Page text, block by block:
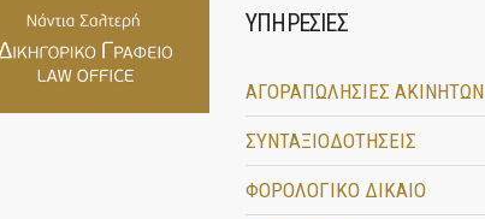
ΥΠΗΡΕΣΙΕΣ
ΑΓΟΡΑΠΩΛΗΣΙΕΣ ΑΚΙΝΗΤΩΝ
ΣΥΝΤΑΞΙΟΔΟΤΗΣΕΙΣ
ΦΟΡΟΛΟΓΙΚΟ ΔΙΚΑΙΟ